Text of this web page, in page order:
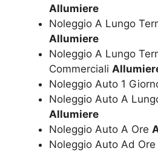
Allumiere
Noleggio A Lungo
Allumiere
Noleggio A Lungo
Commerciali
Noleggio Auto 1
Noleggio Auto A
Allumiere
Noleggio Auto A Ore
Noleggio Auto Ad Ore